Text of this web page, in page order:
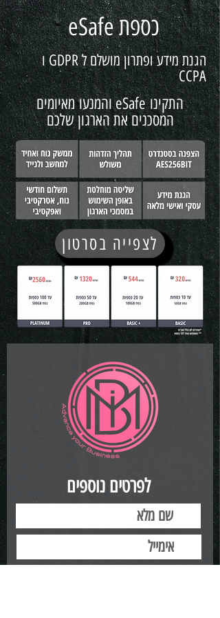
כספת eSafe
הגנת מידע ופתרון מושלם ל GDPR ו
CCPA
התקינו eSafe והמנעו מאיומים
המסכנים את הארגון שלכם
לפרטים נוספים
לצפייה בסרטון